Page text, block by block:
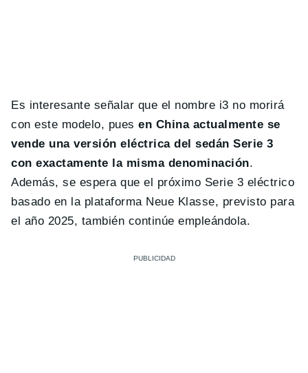
Es interesante señalar que el nombre i3 no morirá
con este modelo, puesen China actualmente se
vende una versión eléctrica del sedán Serie 3
con exactamente la misma denominación.
Además, se espera que el próximo Serie 3 eléctrico
basado en la plataforma Neue Klasse, previsto para
el año 2025, también continúe empleándola.